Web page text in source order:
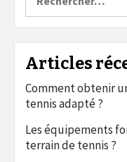
Articles
Comment obtenir
tennis adapté ?
Les équipements
terrain de tennis ?